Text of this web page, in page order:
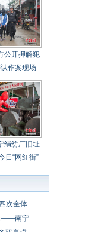
公开押解犯
作案现场
绢纺厂旧址
日“网红街”
次全体
——南宁